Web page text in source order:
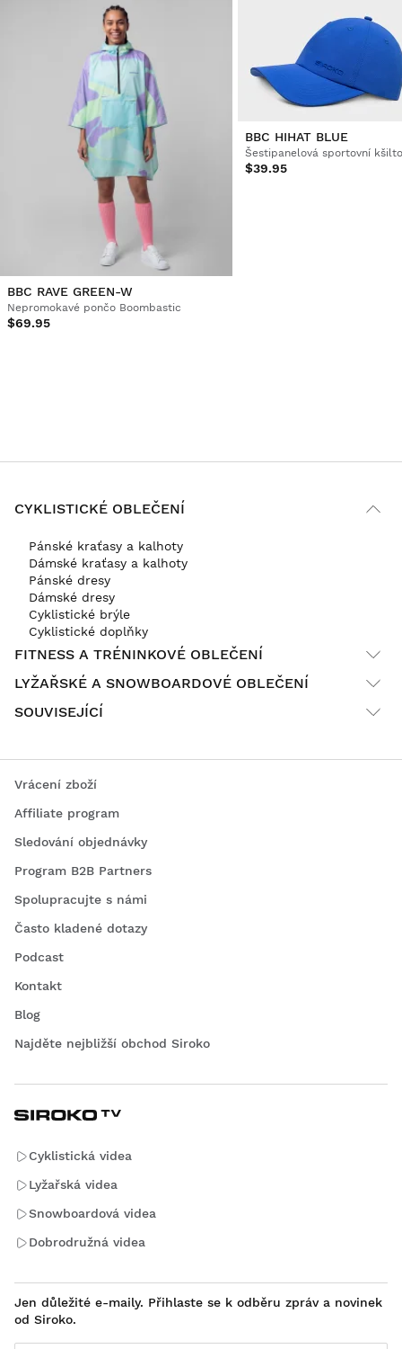
BBC RAVE GREEN-W
Nepromokavé pončo Boombastic
$69.95
BBC HIHAT BLUE
$39.95
CYKLISTICKÉ OBLEČENÍ
Pánské kraťasy a kalhoty
Dámské kraťasy a kalhoty
Pánské dresy
Dámské dresy
Cyklistické brýle
Cyklistické doplňky
FITNESS A TRÉNINKOVÉ OBLEČENÍ
LYŽAŘSKÉ A SNOWBOARDOVÉ OBLEČENÍ
SOUVISEJÍCÍ
Vrácení zboží
Affiliate program
Sledování objednávky
Program B2B Partners
Spolupracujte s námi
Často kladené dotazy
Podcast
Kontakt
Blog
Najděte nejbližší obchod Siroko
Cyklistická videa
Lyžařská videa
Snowboardová videa
Dobrodružná videa
Jen důležité e-maily. Přihlaste se k odběru zpráv a novinek
od Siroko.